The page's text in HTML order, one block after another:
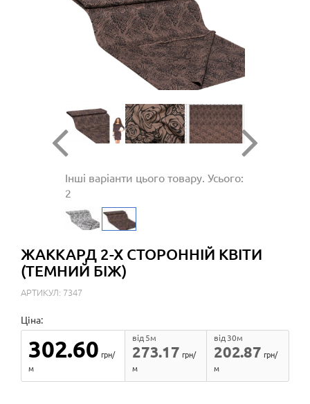
Інші варіанти цього товару. Усього:
2
ЖАККАРД 2-Х СТОРОННІЙ КВІТИ
(ТЕМНИЙ БІЖ)
АРТИКУЛ: 7347
Ціна:
302.60 грн/
м
273.17
від 5м
грн/
м
202.87
від 30м
грн/
м